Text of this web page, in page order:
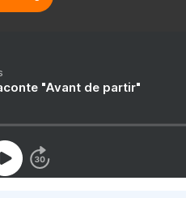
"Avant de partir"